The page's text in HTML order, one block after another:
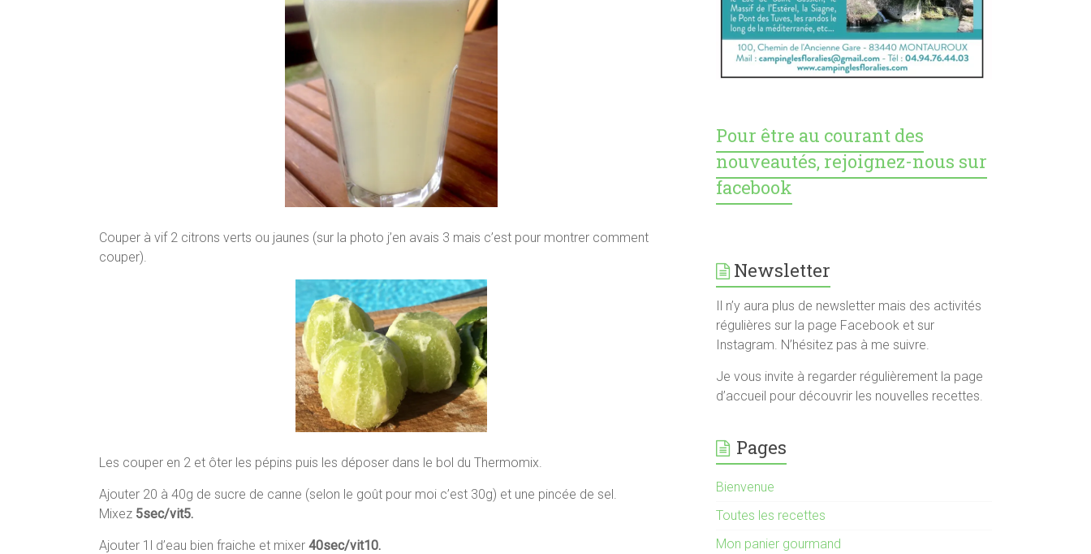
Couper à vif 2 citrons verts ou jaunes (sur la photo j’en avais 3 mais c’est pour montrer comment
couper).
Les couper en 2 et ôter les pépins puis les déposer dans le bol du Thermomix.
Ajouter 20 à 40g de sucre de canne (selon le goût pour moi c’est 30g) et une pincée de sel.
Mixez 5sec/vit5.
Ajouter 1l d’eau bien fraiche et mixer 40sec/vit10.
Pour être au courant des
nouveautés, rejoignez-nous sur
facebook
Newsletter
Il n’y aura plus de newsletter mais des activités
régulières sur la page Facebook et sur
Instagram. N’hésitez pas à me suivre.
Je vous invite à regarder régulièrement la page
d’accueil pour découvrir les nouvelles recettes.
Pages
Bienvenue
Toutes les recettes
Mon panier gourmand